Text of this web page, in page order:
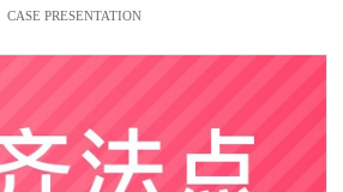
CASE PRESENTATION